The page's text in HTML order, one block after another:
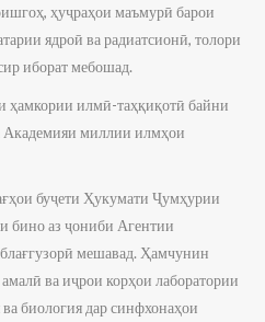
ҳуҷраҳои маъмурӣ барои
ядроӣ ва радиатсионӣ, толори
иборат мебошад.
ҳамкории илмӣ-таҳқиқотӣ байни
Академияи миллии илмҳои
буҷети Ҳукумати Ҷумҳурии
бино аз ҷониби Агентии
мешавад. Ҳамчунин
ва иҷрои корҳои лаборатории
биология дар синфхонаҳои